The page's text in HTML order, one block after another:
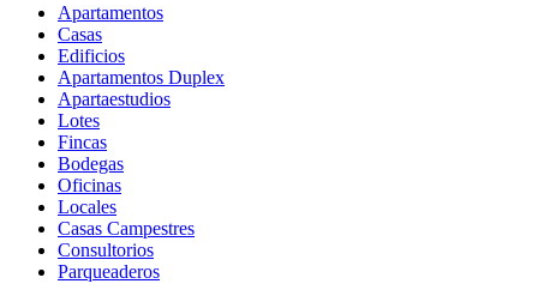
Apartamentos
Casas
Edificios
Apartamentos Duplex
Apartaestudios
Lotes
Fincas
Bodegas
Oficinas
Locales
Casas Campestres
Consultorios
Parqueaderos